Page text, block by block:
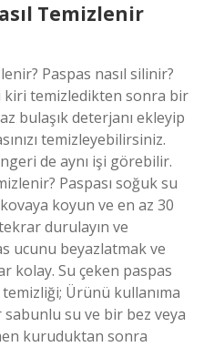
Temizlenir
Paspas nasıl silinir?
kiri temizledikten sonra bir
bulaşık deterjanı ekleyip
temizleyebilirsiniz.
de aynı işi görebilir.
Paspası soğuk su
koyun ve en az 30
durulayın ve
ucunu beyazlatmak ve
kolay. Su çeken paspas
Ürünü kullanıma
su ve bir bez veya
kuruduktan sonra